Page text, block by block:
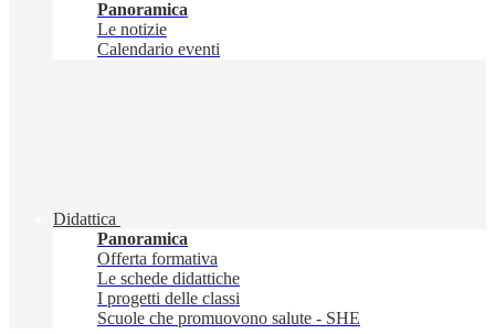
Panoramica
Le notizie
Calendario eventi
Didattica
Panoramica
Offerta formativa
Le schede didattiche
I progetti delle classi
Scuole che promuovono salute - SHE